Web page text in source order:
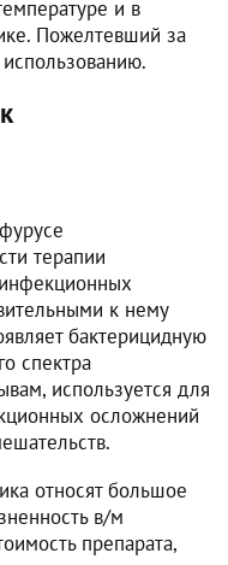
и в
Пожелтевший за
терапии
к нему
бактерицидную
спектра
используется для
осложнений
относят большое
в/м
препарата,